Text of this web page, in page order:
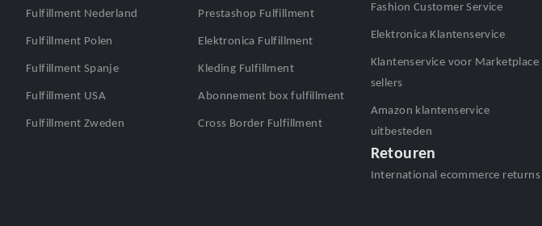
Fulfillment Nederland
Fulfillment Polen
Fulfillment Spanje
Fulfillment USA
Fulfillment Zweden
Prestashop Fulfillment
Elektronica Fulfillment
Kleding Fulfillment
Abonnement box fulfillment
Cross Border Fulfillment
Fashion Customer Service
Elektronica Klantenservice
Klantenservice voor Marketplace
sellers
Amazon klantenservice
uitbesteden
Retouren
International ecommerce returns